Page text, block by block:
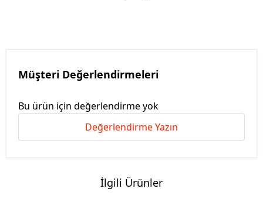
Müşteri Değerlendirmeleri
Bu ürün için değerlendirme yok
Değerlendirme Yazın
İlgili Ürünler